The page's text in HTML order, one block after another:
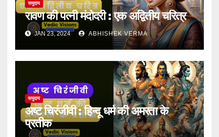
समुदाय
रावण की पत्नी मंदोदरी : एक अद्वितीय चरित्र
JAN 23, 2024 ABHISHEK VERMA
समुदाय
अष्ट चिरंजीवी : हिन्दू धर्म की अमरता के
प्रतीक